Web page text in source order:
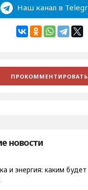
Наш канал в
новости
и энергия: каким